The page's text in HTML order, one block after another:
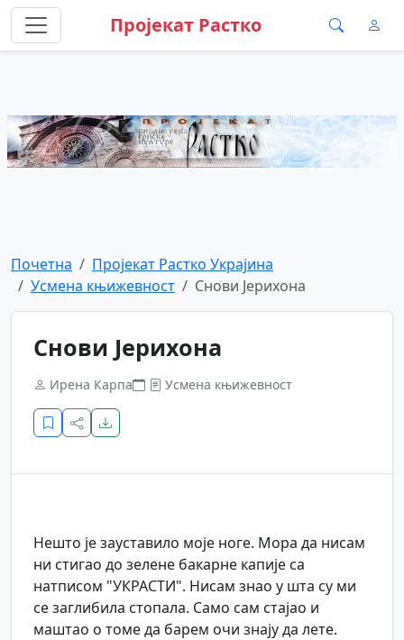
Пројекат Растко
Почетна
Пројекат Растко Украјина
Усмена књижевност
Снови Јерихона
Снови Јерихона
Ирена Карпа Усмена књижевност
Нешто је зауставило моје ноге. Мора да нисам
ни стигао до зелене бакарне капије са
натписом "УКРАСТИ". Нисам знао у шта су ми
се заглибила стопала. Само сам стајао и
маштао о томе да барем очи знају да лете.